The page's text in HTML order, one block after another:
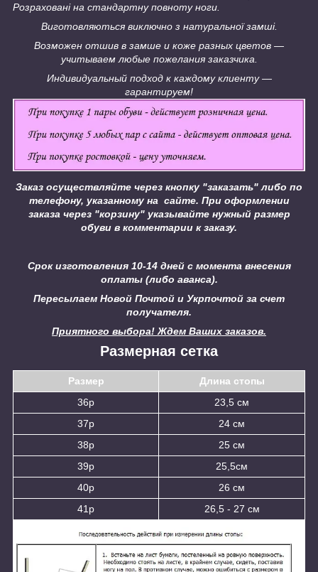
Розраховані на стандартну повноту ноги.
Виготовляються виключно з натуральної замші.
Возможен отшив в замше и коже разных цветов ―
учитываем любые пожелания заказчика.
Индивидуальный подход к каждому клиенту ―
гарантируем!
Заказ осуществляйте через кнопку "заказать" либо по
телефону, указанному на сайте. При оформлении
заказа через "корзину" указывайте нужный размер
обуви в комментарии к заказу.
Срок изготовления 10-14 дней с момента внесения
оплаты (либо аванса).
Пересылаем Новой Почтой и Укрпочтой за счет
получателя.
Приятного выбора! Ждем Ваших заказов.
Размерная сетка
Размер
Длина стопы
36р
23,5 см
37р
24 см
38р
25 см
39р
25,5см
40р
26 см
41р
26,5 - 27 см